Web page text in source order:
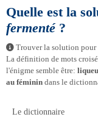
Quelle est la
fermenté?
Trouver la solution pour
La définition de mots
l'énigme semble être:
au féminin dans le
Le dictionnaire